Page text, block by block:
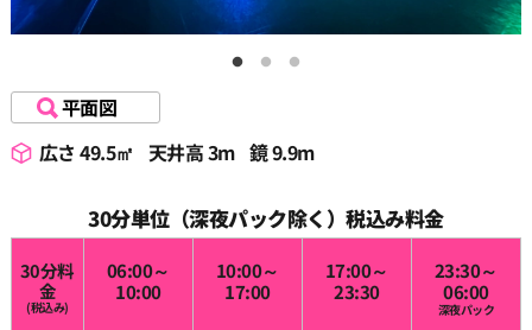
平面図
広さ 49.5㎡ 天井高 3m 鏡 9.9m
30分単位（深夜パック除く）税込み料金
30分料
金
(税込み)
06:00～
10:00
10:00～
17:00
17:00～
23:30
23:30～
06:00
深夜パック